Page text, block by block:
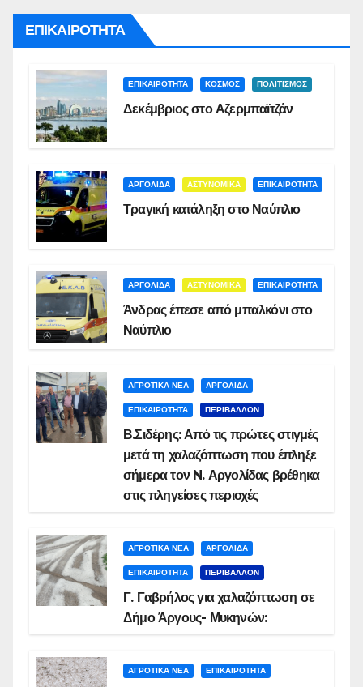
ΕΠΙΚΑΙΡΟΤΗΤΑ
ΕΠΙΚΑΙΡΟΤΗΤΑ ΚΟΣΜΟΣ ΠΟΛΙΤΙΣΜΟΣ
Δεκέμβριος στο Αζερμπαϊτζάν
ΑΡΓΟΛΙΔΑ ΑΣΤΥΝΟΜΙΚΑ ΕΠΙΚΑΙΡΟΤΗΤΑ
Τραγική κατάληξη στο Ναύπλιο
ΑΡΓΟΛΙΔΑ ΑΣΤΥΝΟΜΙΚΑ ΕΠΙΚΑΙΡΟΤΗΤΑ
Άνδρας έπεσε από μπαλκόνι στο
Ναύπλιο
ΑΓΡΟΤΙΚΑ ΝΕΑ ΑΡΓΟΛΙΔΑ
ΕΠΙΚΑΙΡΟΤΗΤΑ ΠΕΡΙΒΑΛΛΟΝ
Β.Σιδέρης: Από τις πρώτες στιγμές
μετά τη χαλαζόπτωση που έπληξε
σήμερα τον N. Αργολίδας βρέθηκα
στις πληγείσες περιοχές
ΑΓΡΟΤΙΚΑ ΝΕΑ ΑΡΓΟΛΙΔΑ
ΕΠΙΚΑΙΡΟΤΗΤΑ ΠΕΡΙΒΑΛΛΟΝ
Γ. Γαβρήλος για χαλαζόπτωση σε
Δήμο Άργους- Μυκηνών:
ΑΓΡΟΤΙΚΑ ΝΕΑ ΕΠΙΚΑΙΡΟΤΗΤΑ